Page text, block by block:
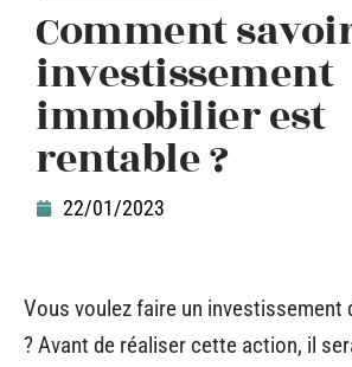
Comment
investissement
immobilier est
rentable ?
22/01/2023
Vous voulez faire un investissement
? Avant de réaliser cette action, il